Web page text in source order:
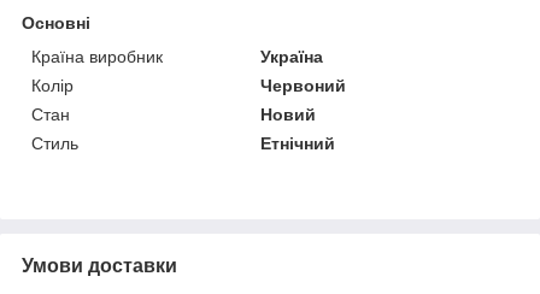
Основні
Країна виробник
Україна
Колір
Червоний
Стан
Новий
Стиль
Етнічний
Умови доставки